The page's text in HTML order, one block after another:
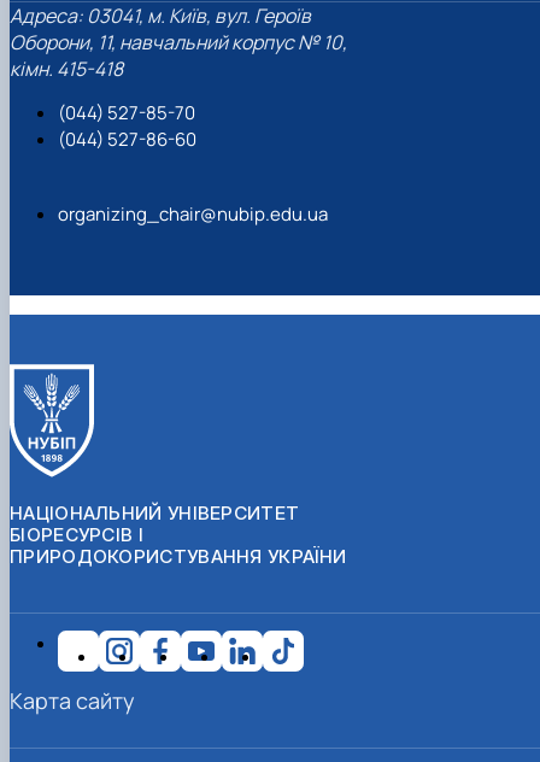
Адреса: 03041, м. Київ, вул. Героїв
Оборони, 11, навчальний корпус № 10,
кімн. 415-418
(044) 527-85-70
(044) 527-86-60
organizing_chair@nubip.edu.ua
НАЦІОНАЛЬНИЙ УНІВЕРСИТЕТ
БІОРЕСУРСІВ І
ПРИРОДОКОРИСТУВАННЯ УКРАЇНИ
Карта сайту